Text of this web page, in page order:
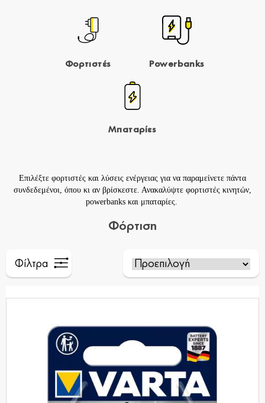
Φορτιστές Powerbanks
Μπαταρίες
Επιλέξτε φορτιστές και λύσεις ενέργειας για να παραμείνετε πάντα
συνδεδεμένοι, όπου κι αν βρίσκεστε. Ανακαλύψτε φορτιστές κινητών,
powerbanks και μπαταρίες
Φόρτιση
Φίλτρα